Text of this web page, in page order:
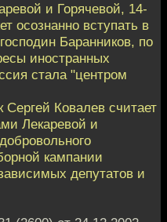
и Горячевой, 14-
осознанно вступать в
Баранников, по
иностранных
стала "центром
Ковалев считает
Лекаревой и
кампании
депутатов и